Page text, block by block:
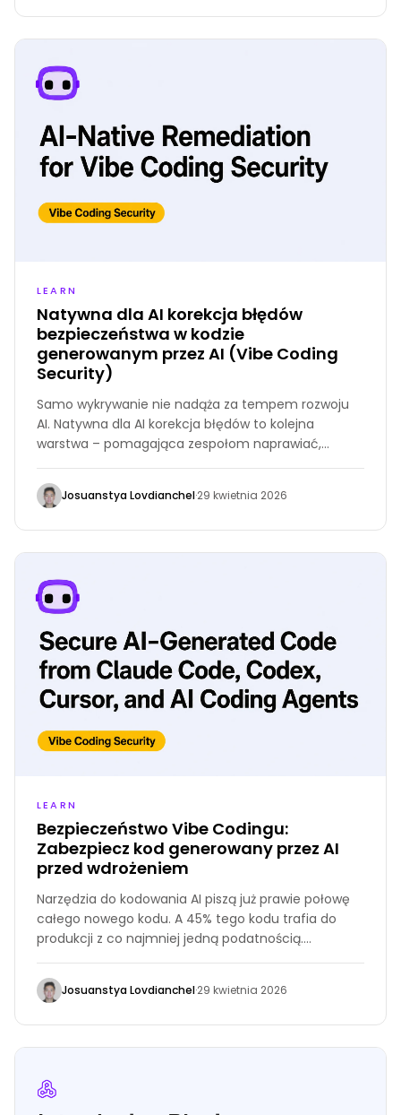
LEARN
Natywna dla AI korekcja błędów
bezpieczeństwa w kodzie
generowanym przez AI (Vibe Coding
Security)
Samo wykrywanie nie nadąża za tempem rozwoju
AI. Natywna dla AI korekcja błędów to kolejna
warstwa – pomagająca zespołom naprawiać,
weryfikować i śledzić podatności w kodzie
generowanym przez AI na każdym etapie SDLC.
Josuanstya Lovdianchel·29 kwietnia 2026
LEARN
Bezpieczeństwo Vibe Codingu:
Zabezpiecz kod generowany przez AI
przed wdrożeniem
Narzędzia do kodowania AI piszą już prawie połowę
całego nowego kodu. A 45% tego kodu trafia do
produkcji z co najmniej jedną podatnością.
zabezpieczania oprogramowania tworzonego przez
AI — wykrywanie, priorytetyzacja i usuwanie
Josuanstya Lovdianchel·29 kwietnia 2026